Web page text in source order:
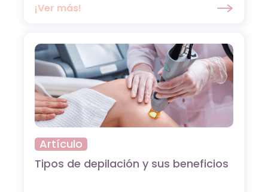
¡Ver más!
Artículo
Tipos de depilación y sus beneficios